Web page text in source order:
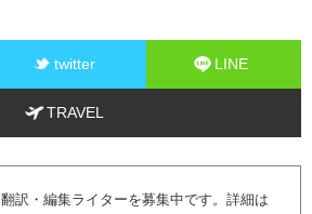
twitter LINE
TRAVEL
翻訳・編集ライターを募集中です。詳細は